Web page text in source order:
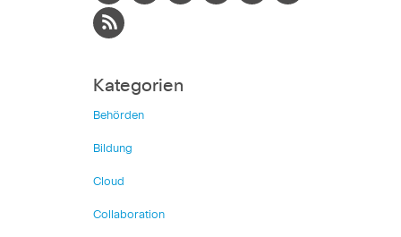
Kategorien
Behörden
Bildung
Cloud
Collaboration